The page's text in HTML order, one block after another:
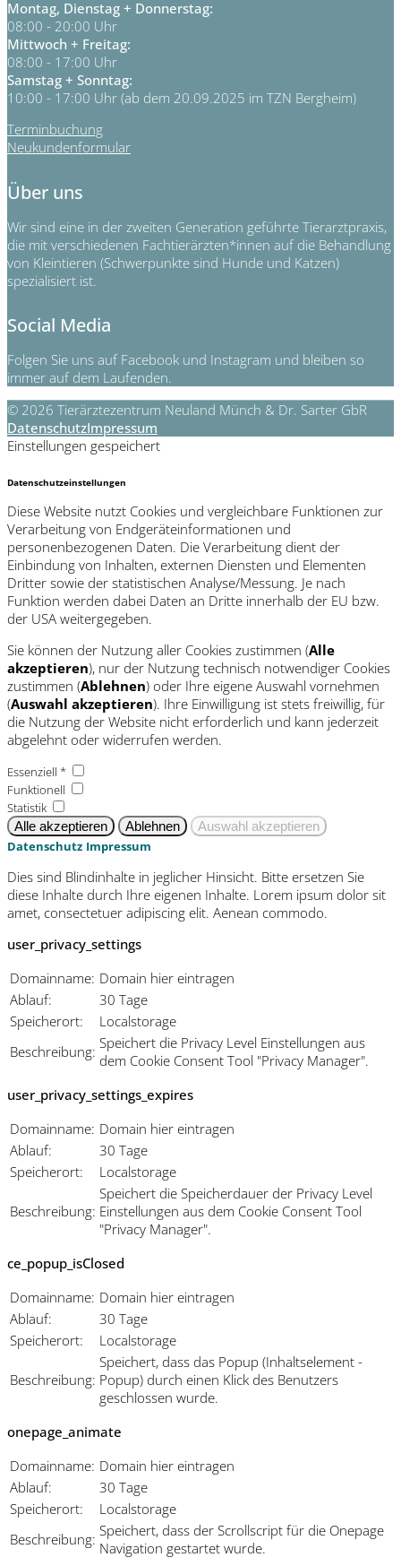
Montag, Dienstag + Donnerstag:
08:00 - 20:00 Uhr
Mittwoch + Freitag:
08:00 - 17:00 Uhr
Samstag + Sonntag:
10:00 - 17:00 Uhr (ab dem 20.09.2025 im TZN Bergheim)
Terminbuchung
Neukundenformular
Über uns
Wir sind eine in der zweiten Generation geführte Tierarztpraxis,
die mit verschiedenen Fachtierärzten*innen auf die Behandlung
von Kleintieren (Schwerpunkte sind Hunde und Katzen)
spezialisiert ist.
Social Media
Folgen Sie uns auf Facebook und Instagram und bleiben so
immer auf dem Laufenden.
© 2026 Tierärztezentrum Neuland Münch & Dr. Sarter GbR
DatenschutzImpressum
Einstellungen gespeichert
Datenschutzeinstellungen
Diese Website nutzt Cookies und vergleichbare Funktionen zur
Verarbeitung von Endgeräteinformationen und
personenbezogenen Daten. Die Verarbeitung dient der
Einbindung von Inhalten, externen Diensten und Elementen
Dritter sowie der statistischen Analyse/Messung. Je nach
Funktion werden dabei Daten an Dritte innerhalb der EU bzw.
der USA weitergegeben.
Sie können der Nutzung aller Cookies zustimmen (Alle
akzeptieren), nur der Nutzung technisch notwendiger Cookies
zustimmen (Ablehnen) oder Ihre eigene Auswahl vornehmen
(Auswahl akzeptieren). Ihre Einwilligung ist stets freiwillig, für
die Nutzung der Website nicht erforderlich und kann jederzeit
abgelehnt oder widerrufen werden.
Essenziell *
Funktionell
Statistik
Datenschutz Impressum
Dies sind Blindinhalte in jeglicher Hinsicht. Bitte ersetzen Sie
diese Inhalte durch Ihre eigenen Inhalte. Lorem ipsum dolor sit
amet, consectetuer adipiscing elit. Aenean commodo.
user_privacy_settings
Domainname: Domain hier eintragen
Ablauf:
30 Tage
Speicherort:
Localstorage
Beschreibung: Speichert die Privacy Level Einstellungen aus
dem Cookie Consent Tool "Privacy Manager".
user_privacy_settings_expires
Domainname: Domain hier eintragen
Ablauf:
30 Tage
Speicherort:
Localstorage
Beschreibung:
Speichert die Speicherdauer der Privacy Level
Einstellungen aus dem Cookie Consent Tool
"Privacy Manager".
ce_popup_isClosed
Domainname: Domain hier eintragen
Ablauf:
30 Tage
Speicherort:
Localstorage
Beschreibung:
Speichert, dass das Popup (Inhaltselement -
Popup) durch einen Klick des Benutzers
geschlossen wurde.
onepage_animate
Domainname: Domain hier eintragen
Ablauf:
30 Tage
Speicherort:
Localstorage
Beschreibung: Speichert, dass der Scrollscript für die Onepage
Navigation gestartet wurde.